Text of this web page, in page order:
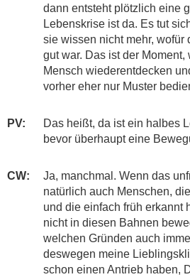
dann entsteht plötzlich eine
Lebenskrise ist da. Es tut
sie wissen nicht mehr, wofür
gut war. Das ist der
Mensch wiederentdecken
vorher eher nur Muster
PV:
​​Das heißt, da ist ein halbes
bevor überhaupt eine
CW:
​​Ja, manchmal. Wenn das
natürlich auch Menschen,
und die einfach früh erkannt
nicht in diesen Bahnen
welchen Gründen auch
deswegen meine
schon einen Antrieb haben,